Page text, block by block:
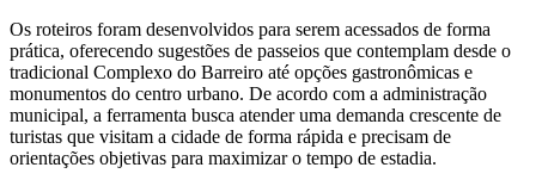
Os roteiros foram desenvolvidos para serem acessados de forma
prática, oferecendo sugestões de passeios que contemplam desde o
tradicional Complexo do Barreiro até opções gastronômicas e
monumentos do centro urbano. De acordo com a administração
municipal, a ferramenta busca atender uma demanda crescente de
turistas que visitam a cidade de forma rápida e precisam de
orientações objetivas para maximizar o tempo de estadia.